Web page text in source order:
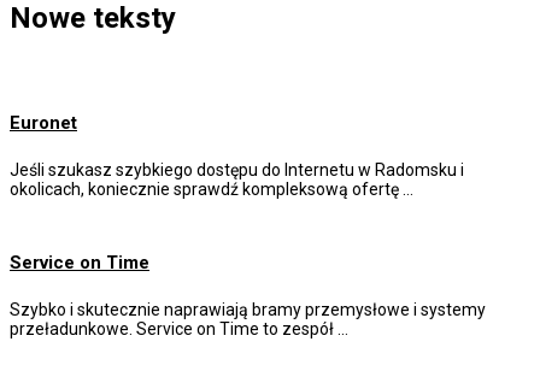
Nowe teksty
Euronet
Jeśli szukasz szybkiego dostępu do Internetu w Radomsku i
okolicach, koniecznie sprawdź kompleksową ofertę …
Service on Time
Szybko i skutecznie naprawiają bramy przemysłowe i systemy
przeładunkowe. Service on Time to zespół …